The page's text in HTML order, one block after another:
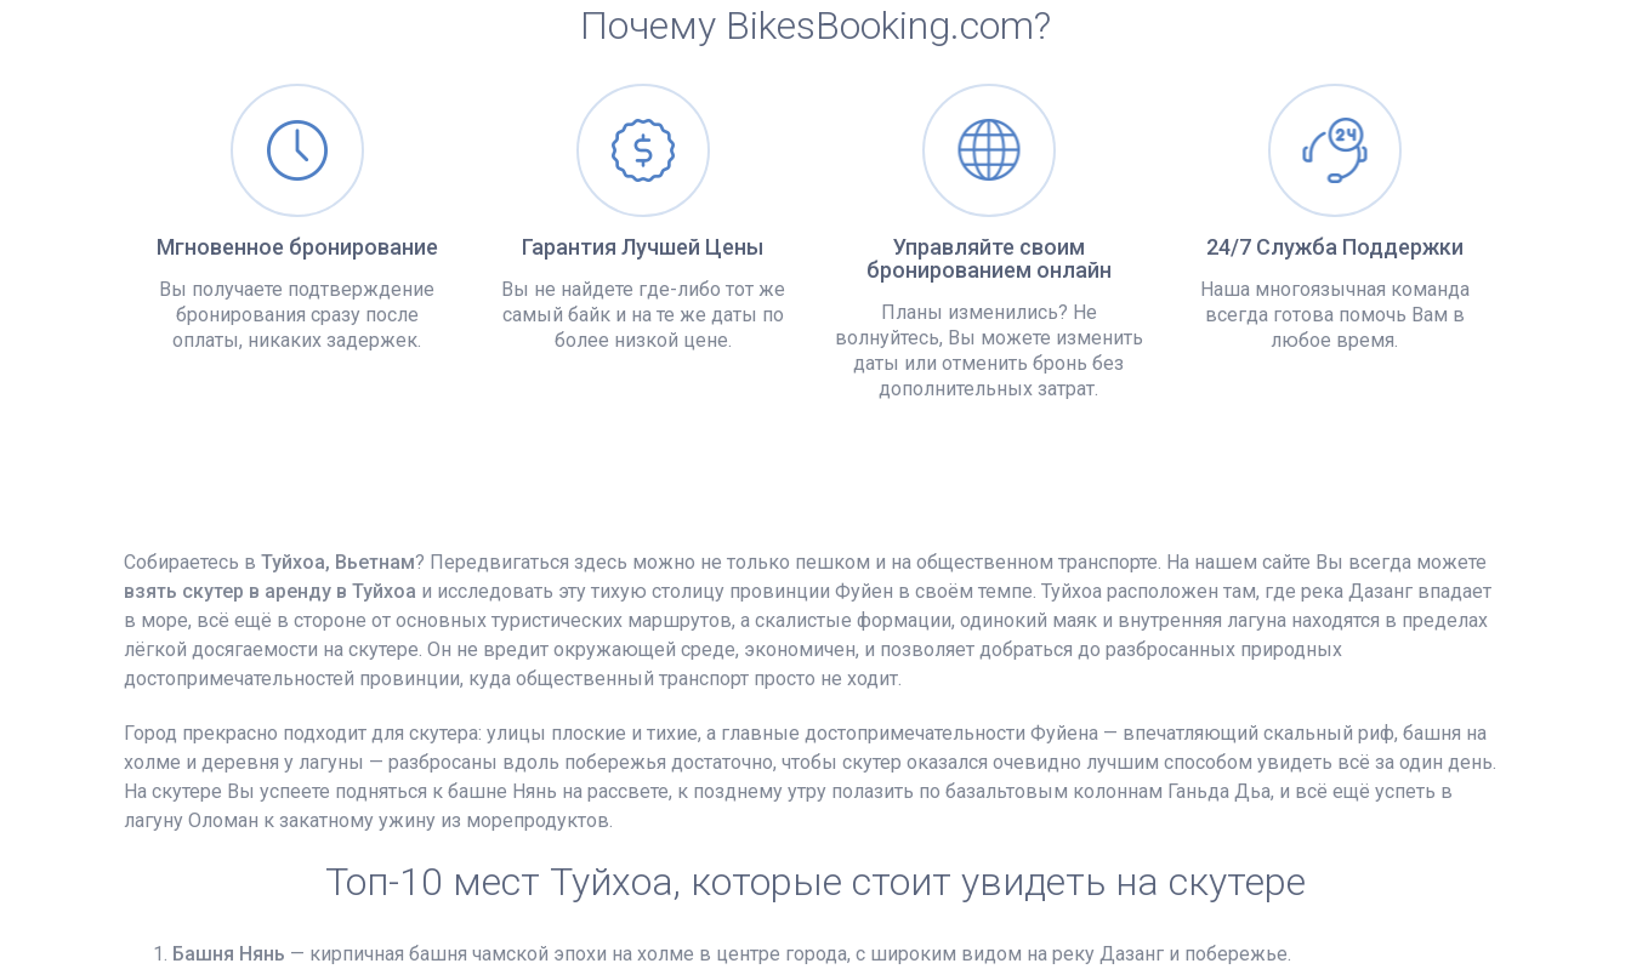
Почему BikesBooking.com?
Мгновенное бронирование
Вы получаете подтверждение
бронирования сразу после
оплаты, никаких задержек.
Гарантия Лучшей Цены
Вы не найдете где-либо тот же
самый байк и на те же даты по
более низкой цене.
Управляйте своим
бронированием онлайн
Планы изменились? Не
волнуйтесь, Вы можете изменить
даты или отменить бронь без
дополнительных затрат.
24/7 Служба Поддержки
Наша многоязычная команда
всегда готова помочь Вам в
любое время.
Собираетесь в Туйхоа, Вьетнам? Передвигаться здесь можно не только пешком и на общественном транспорте. На нашем сайте Вы всегда можете
взять скутер в аренду в Туйхоа и исследовать эту тихую столицу провинции Фуйен в своём темпе. Туйхоа расположен там, где река Дазанг впадает
в море, всё ещё в стороне от основных туристических маршрутов, а скалистые формации, одинокий маяк и внутренняя лагуна находятся в пределах
лёгкой досягаемости на скутере. Он не вредит окружающей среде, экономичен, и позволяет добраться до разбросанных природных
достопримечательностей провинции, куда общественный транспорт просто не ходит.
Город прекрасно подходит для скутера: улицы плоские и тихие, а главные достопримечательности Фуйена — впечатляющий скальный риф, башня на
холме и деревня у лагуны — разбросаны вдоль побережья достаточно, чтобы скутер оказался очевидно лучшим способом увидеть всё за один день.
На скутере Вы успеете подняться к башне Нянь на рассвете, к позднему утру полазить по базальтовым колоннам Ганьда Дьа, и всё ещё успеть в
лагуну Оломан к закатному ужину из морепродуктов.
Топ-10 мест Туйхоа, которые стоит увидеть на скутере
Башня Нянь — кирпичная башня чамской эпохи на холме в центре города, с широким видом на реку Дазанг и побережье.